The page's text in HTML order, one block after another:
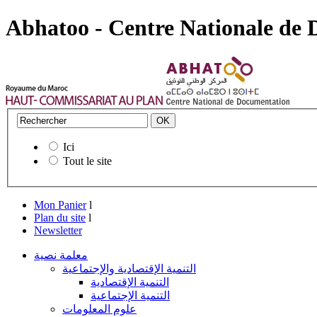
Abhatoo - Centre Nationale de
Ici
Tout le site
Mon Panier l
Plan du site l
Newsletter
معلمة نصية
التنمية الإقتصادية والإجتماعية
التنمية الإقتصادية
التنمية الإجتماعية
علوم المعلومات